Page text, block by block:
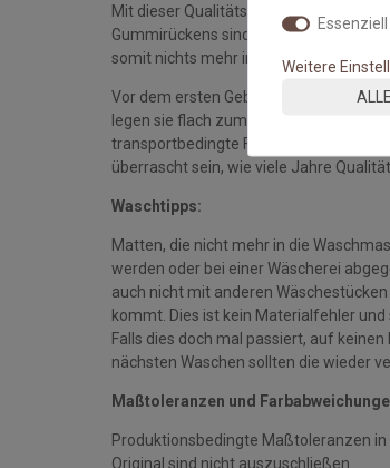
Mit dieser Qualitätsmatte sichern Sie
Gummirückens sind die Fußmatten
somit nichts mehr im Wege.
Vor dem ersten Gebrauch waschen
legen sie flach zum Trocknen aus.
transportbedingte Falten und Knicke
überrascht sein, wie viele Jahre
Waschtipps:
Matten, die nicht mehr in die
werden oder bei einer Wäscherei
auch nicht mit anderen
kommt. Dies ist kein Materialfehler
Falls dies doch mal passiert, auf
nächsten Waschen sollten die wieder
Maßtoleranzen und
Produktionsbedingte Maßtoleranzen
Original sind nicht auszuschließen
Essenziell
Weitere